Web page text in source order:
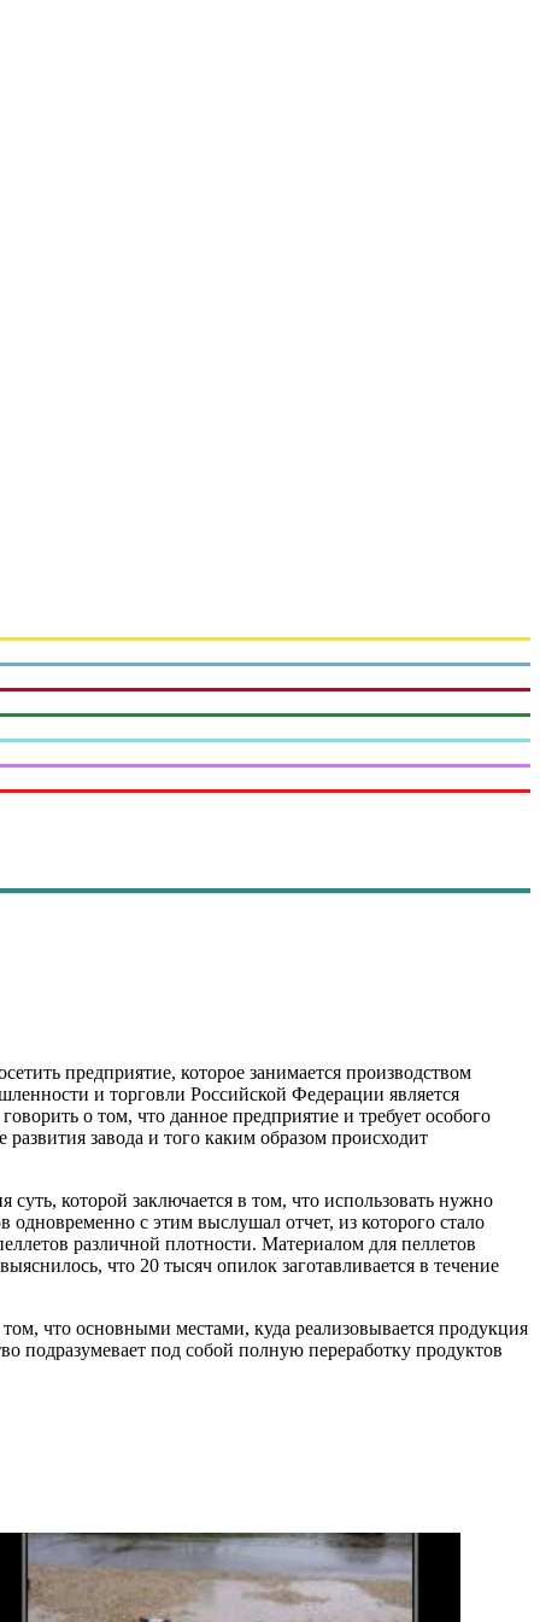
предприятие, которое занимается производством
и торговли Российской Федерации является
о том, что данное предприятие и требует особого
завода и того каким образом происходит
которой заключается в том, что использовать нужно
одновременно с этим выслушал отчет, из которого стало
различной плотности. Материалом для пеллетов
что 20 тысяч опилок заготавливается в течение
что основными местами, куда реализовывается продукция
подразумевает под собой полную переработку продуктов